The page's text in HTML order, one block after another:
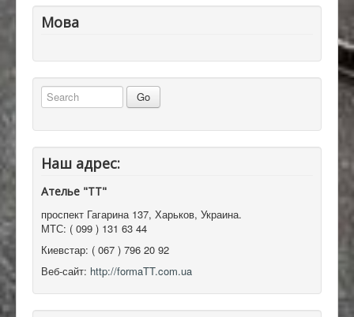
Мова
Наш адрес:
Ателье "ТТ"
проспект Гагарина 137, Харьков, Украина.
МТС: ( 099 ) 131 63 44
Киевстар: ( 067 ) 796 20 92
Веб-сайт: http://formaTT.com.ua